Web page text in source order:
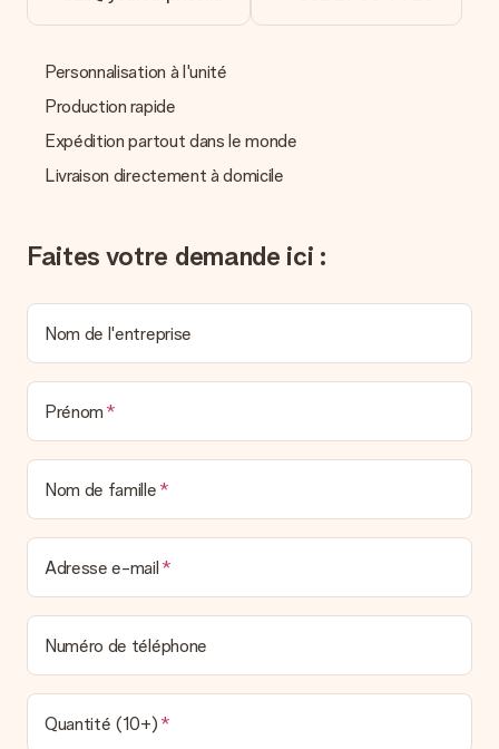
Réception du cadeau
fait ?
Nous déplorons le fait que votre cadeau ne vous plaise pas.
Vous pouvez dans ce cas contacter notre service client qui
vous aidera à trouver une solution satisfaisante.
La facture est-elle envoyée avec le cadeau ?
pouvez de même retrouver votre facture dans votre espace
personnel MySurprise. Vous pouvez ainsi être tranquille et
un véritable effet surprise !
Personnalisation à l'unité
Production rapide
Expédition partout dans le monde
Livraison directement à domicile
Faites votre demande ici :
Nom de l'entreprise
Prénom
Nom de famille
Adresse e-mail
Numéro de téléphone
Quantité (10+)